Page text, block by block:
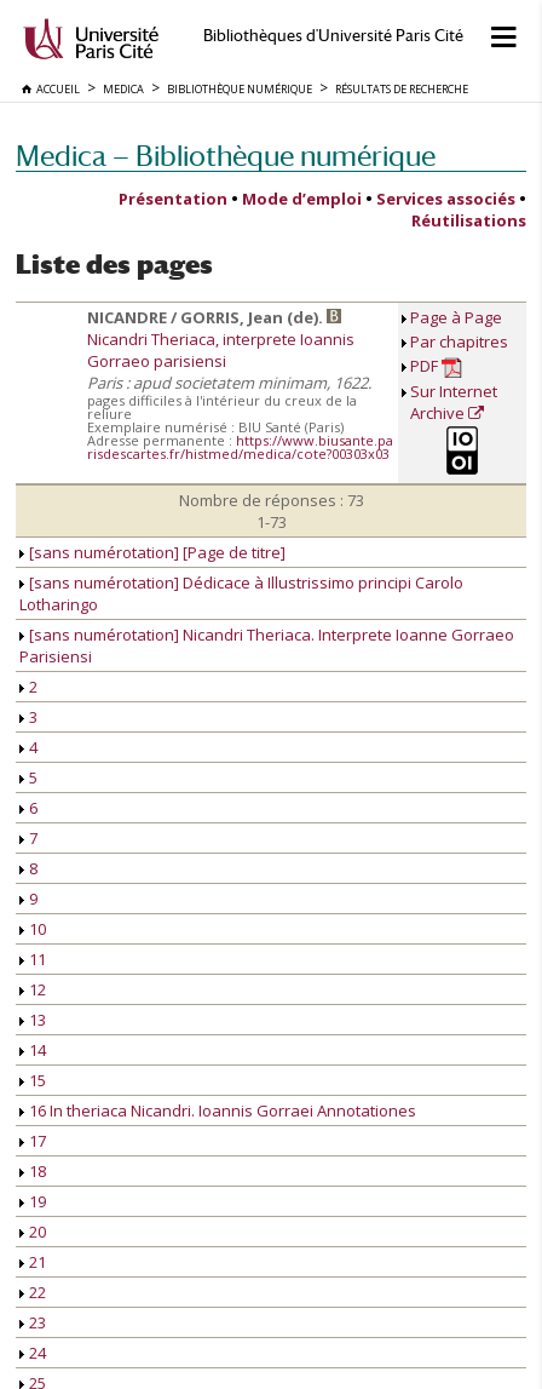
Bibliothèques d'Université Paris Cité
ACCUEIL MEDICA BIBLIOTHÈQUE NUMÉRIQUE RÉSULTATS DE RECHERCHE
Medica — Bibliothèque numérique
Présentation • Mode d’emploi • Services associés •
Réutilisations
Liste des pages
NICANDRE / GORRIS, Jean (de).
Nicandri Theriaca, interprete Ioannis
Gorraeo parisiensi
Paris : apud societatem minimam, 1622.
pages difficiles à l'intérieur du creux de la
reliure
Exemplaire numérisé : BIU Santé (Paris)
Adresse permanente : https://www.biusante.pa
risdescartes.fr/histmed/medica/cote?00303x03
Page à Page
Par chapitres
PDF
Sur Internet
Archive
Nombre de réponses : 73
1-73
[sans numérotation] [Page de titre]
[sans numérotation] Dédicace à Illustrissimo principi Carolo
Lotharingo
[sans numérotation] Nicandri Theriaca. Interprete Ioanne Gorraeo
Parisiensi
2
3
4
5
6
7
8
9
10
11
12
13
14
15
16 In theriaca Nicandri. Ioannis Gorraei Annotationes
17
18
19
20
21
22
23
24
25